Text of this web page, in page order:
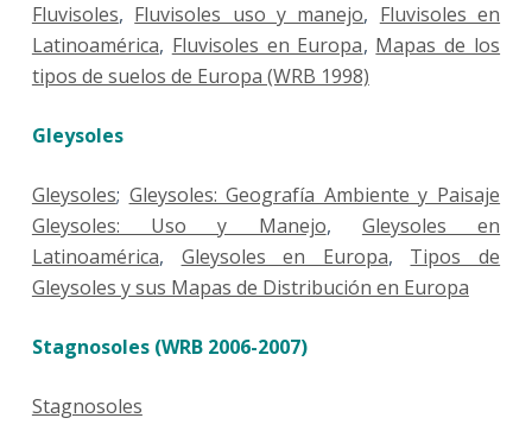
Fluvisoles, Fluvisoles uso y manejo, Fluvisoles en
Latinoamérica, Fluvisoles en Europa, Mapas de los
tipos de suelos de Europa (WRB 1998)
Gleysoles
Gleysoles; Gleysoles: Geografía Ambiente y Paisaje
Gleysoles: Uso y Manejo, Gleysoles en
Latinoamérica, Gleysoles en Europa, Tipos de
Gleysoles y sus Mapas de Distribución en Europa
Stagnosoles (WRB 2006-2007)
Stagnosoles